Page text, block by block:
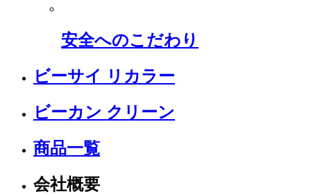
安全へのこだわり
ビーサイ リカラー
ビーカン クリーン
商品一覧
会社概要